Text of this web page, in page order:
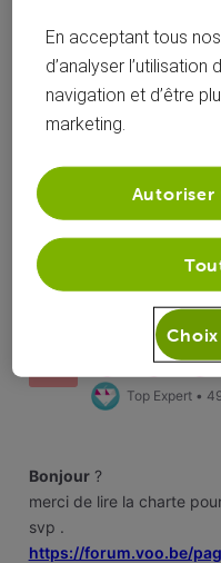
Réponses
Oldest First
Oldest
roylion15
Top Expert •
Bonjour?
merci de lire la charte
svp .
https://forum.voo.be/
En acceptant tous
d’analyser l’utilisation
navigation et d’être
marketing.
Autoriser